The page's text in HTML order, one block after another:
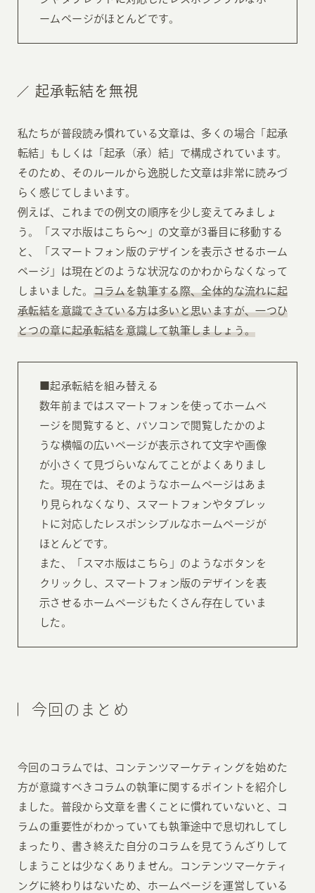
ームページがほとんどです。
起承転結を無視
私たちが普段読み慣れている文章は、多くの場合「起承
転結」もしくは「起承（承）結」で構成されています。
そのため、そのルールから逸脱した文章は非常に読みづ
らく感じてしまいます。
例えば、これまでの例文の順序を少し変えてみましょ
う。「スマホ版はこちら〜」の文章が3番目に移動する
と、「スマートフォン版のデザインを表示させるホーム
ページ」は現在どのような状況なのかわからなくなって
しまいました。 コラムを執筆する際、全体的な流れに起
承転結を意識できている方は多いと思いますが、一つひ
とつの章に起承転結を意識して執筆しましょう。
■起承転結を組み替える
数年前まではスマートフォンを使ってホームペ
ージを閲覧すると、パソコンで閲覧したかのよ
うな横幅の広いページが表示されて文字や画像
が小さくて見づらいなんてことがよくありまし
た。現在では、そのようなホームページはあま
り見られなくなり、スマートフォンやタブレッ
トに対応したレスポンシブルなホームページが
ほとんどです。
また、「スマホ版はこちら」のようなボタンを
クリックし、スマートフォン版のデザインを表
示させるホームページもたくさん存在していま
した。
今回のまとめ
今回のコラムでは、コンテンツマーケティングを始めた
方が意識すべきコラムの執筆に関するポイントを紹介し
ました。普段から文章を書くことに慣れていないと、コ
ラムの重要性がわかっていても執筆途中で息切れしてし
まったり、書き終えた自分のコラムを見てうんざりして
しまうことは少なくありません。コンテンツマーケティ
ングに終わりはないため、ホームページを運営している